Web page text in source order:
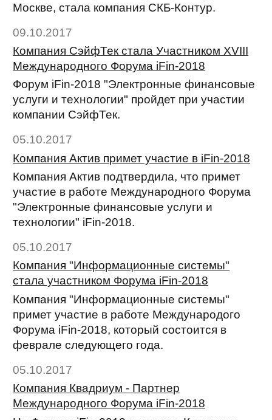
Москве, стала компания СКБ-Контур.
09.10.2017
Компания СэйфТек стала Участником XVIII
Международного Форума iFin-2018
Форум iFin-2018 "Электронные финансовые
услуги и технологии" пройдет при участии
компании СэйфТек.
05.10.2017
Компания Актив примет участие в iFin-2018
Компания Актив подтвердила, что примет
участие в работе Международного Форума
"Электронные финансовые услуги и
технологии" iFin-2018.
05.10.2017
Компания "Информационные системы"
стала участником Форума iFin-2018
Компания "Информационные системы"
примет участие в работе Международого
Форума iFin-2018, который состоится в
феврале следующего года.
05.10.2017
Компания Квадриум - Партнер
Международного Форума iFin-2018